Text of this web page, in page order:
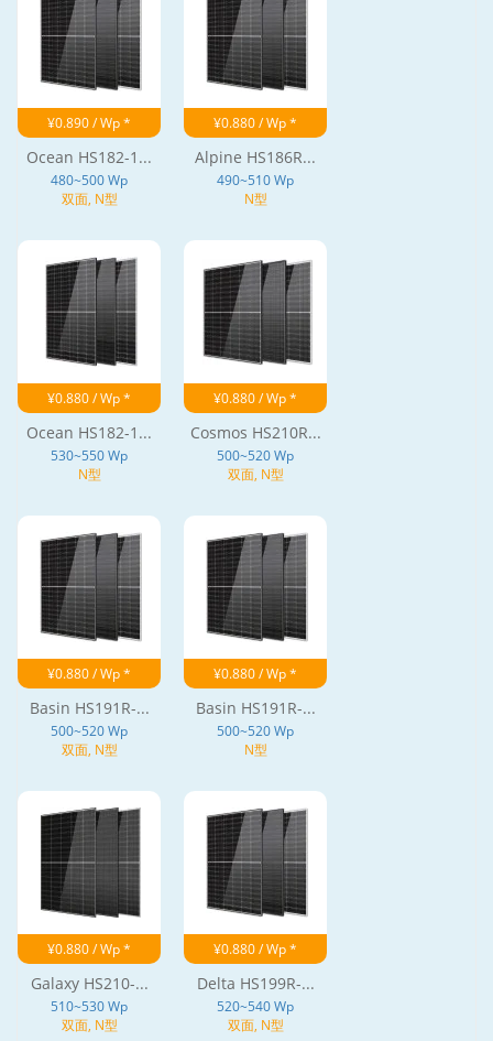
¥0.890 / Wp *
Ocean HS182-1...
480~500 Wp
双面, N型
¥0.880 / Wp *
Alpine HS186R...
490~510 Wp
N型
¥0.880 / Wp *
Ocean HS182-1...
530~550 Wp
N型
¥0.880 / Wp *
Cosmos HS210R...
500~520 Wp
双面, N型
¥0.880 / Wp *
Basin HS191R-...
500~520 Wp
双面, N型
¥0.880 / Wp *
Basin HS191R-...
500~520 Wp
N型
¥0.880 / Wp *
Galaxy HS210-...
510~530 Wp
双面, N型
¥0.880 / Wp *
Delta HS199R-...
520~540 Wp
双面, N型